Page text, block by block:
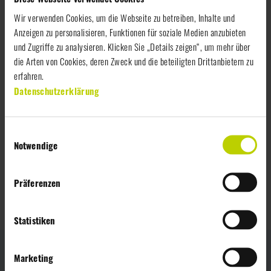
Wir verwenden Cookies, um die Webseite zu betreiben, Inhalte und
Anzeigen zu personalisieren, Funktionen für soziale Medien anzubieten
und Zugriffe zu analysieren. Klicken Sie „Details zeigen“, um mehr über
die Arten von Cookies, deren Zweck und die beteiligten Drittanbietern zu
erfahren.
Datenschutzerklärung
Notwendige
Präferenzen
Statistiken
Marketing
Kunden über das Unternehmen und Aktuelles aus der
Gastronomie und Lebensmittelbranche
Website-Realisierung:
Konzeption, Erstrealisierung, Betreuung, Weiterentwicklung,